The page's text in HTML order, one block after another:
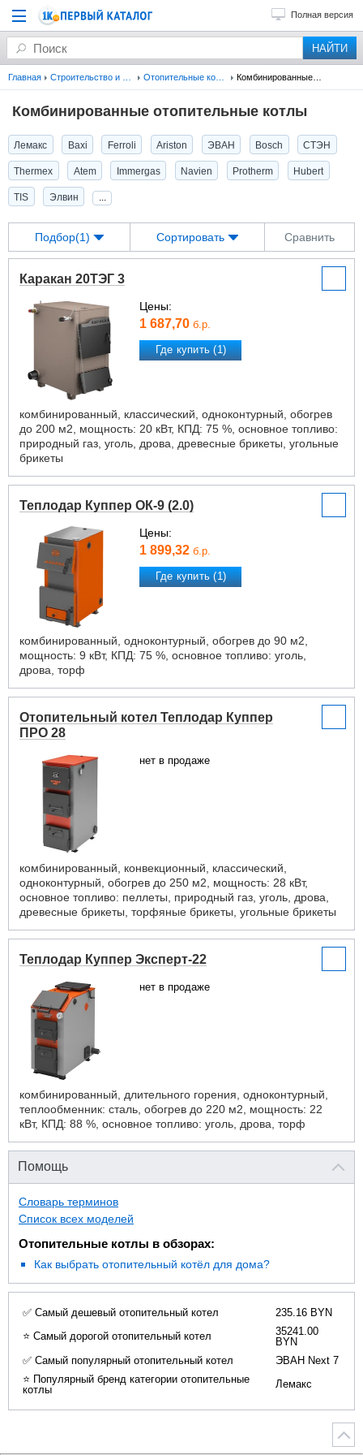
Полная версия
Главная
Комбинированные отопительные котлы
Лемакс Baxi Ferroli Ariston ЭВАН Bosch СТЭН
Thermex Atem Immergas Navien Protherm Hubert
TIS Элвин ...
Подбор(1) Сортировать Сравнить
Каракан 20ТЭГ 3
Цены:
1 687,70 б.р.
Где купить (1)
комбинированный, классический, одноконтурный, обогрев
до 200 м2, мощность: 20 кВт, КПД: 75 %, основное топливо:
природный газ, уголь, дрова, древесные брикеты, угольные
брикеты
Теплодар Куппер ОК-9 (2.0)
Цены:
1 899,32 б.р.
Где купить (1)
комбинированный, одноконтурный, обогрев до 90 м2,
мощность: 9 кВт, КПД: 75 %, основное топливо: уголь,
дрова, торф
Отопительный котел Теплодар Куппер
ПРО 28
нет в продаже
комбинированный, конвекционный, классический,
одноконтурный, обогрев до 250 м2, мощность: 28 кВт,
основное топливо: пеллеты, природный газ, уголь, дрова,
древесные брикеты, торфяные брикеты, угольные брикеты
Теплодар Куппер Эксперт-22
нет в продаже
комбинированный, длительного горения, одноконтурный,
теплообменник: сталь, обогрев до 220 м2, мощность: 22
кВт, КПД: 88 %, основное топливо: уголь, дрова, торф
Помощь
Словарь терминов
Список всех моделей
Отопительные котлы в обзорах:
Как выбрать отопительный котёл для дома?
✅ Самый дешевый отопительный котел
235.16 BYN
⭐ Самый дорогой отопительный котел
35241.00
BYN
✅ Самый популярный отопительный котел
ЭВАН Next 7
⭐ Популярный бренд категории отопительные
котлы
Лемакс